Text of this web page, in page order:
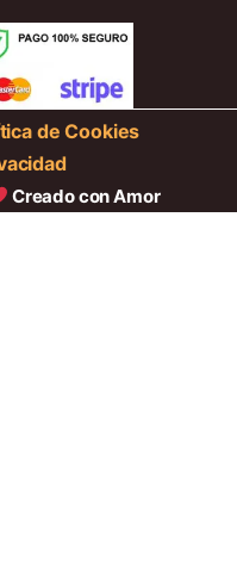
de Cookies
Creado con Amor